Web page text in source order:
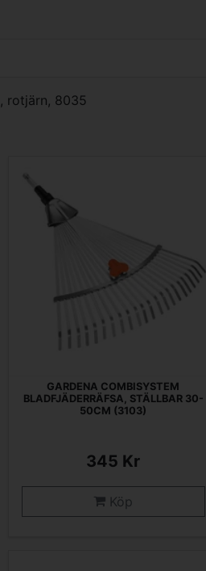
, rotjärn, 8035
GARDENA COMBISYSTEM
BLADFJÄDERRÄFSA, STÄLLBAR 30-
50CM (3103)
345 Kr
Köp